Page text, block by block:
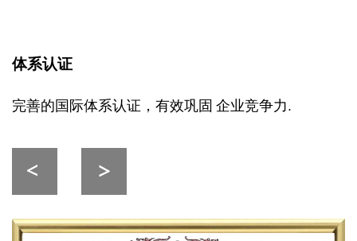
精产品质量和技术创新的肯定。
2016年
公司承担了省重大科技专项，同时全自蔬菜移栽器研
发成功。
体系认证
完善的国际体系认证，有效巩固 企业竞争力.